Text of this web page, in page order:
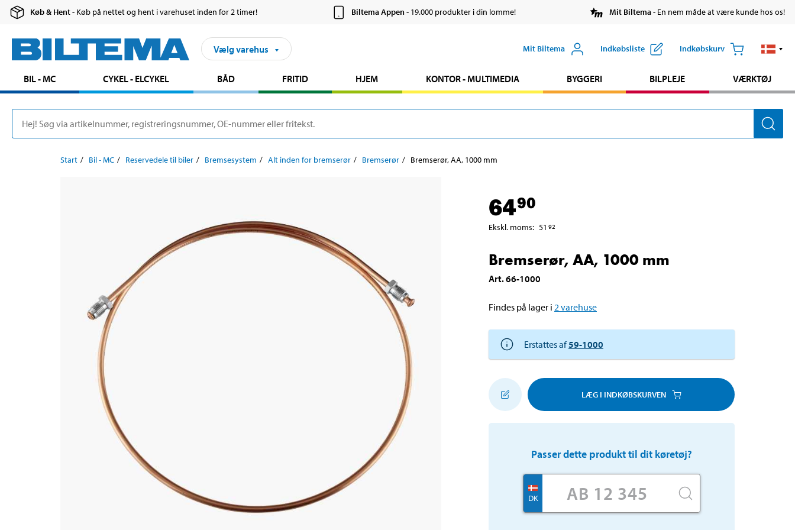
Køb & Hent- Køb på nettet og hent i varehuset inden for 2 timer! Biltema Appen- 19.000 produkter i din lomme! Mit Biltema- En nem måde at være kunde hos os!
Vælg varehus Mit Biltema Indkøbsliste Indkøbskurv
BIL - MC CYKEL - ELCYKEL BÅD FRITID HJEM KONTOR - MULTIMEDIA BYGGERI BILPLEJE VÆRKTØJ
Start Bil - MC Reservedele til biler Bremsesystem Alt inden for bremserør Bremserør Bremserør, AA, 1000 mm
6490
Ekskl. moms: 51 92
Bremserør, AA, 1000 mm
Art.66-1000
Findes på lager i 2varehuse
Erstattes af59-1000
LÆG I INDKØBSKURVEN
Passer dette produkt til dit køretøj?
DK